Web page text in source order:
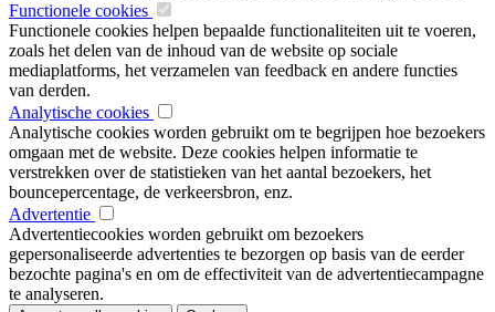
Functionele cookies
Functionele cookies helpen bepaalde functionaliteiten uit te voeren,
zoals het delen van de inhoud van de website op sociale
mediaplatforms, het verzamelen van feedback en andere functies
van derden.
Analytische cookies
Analytische cookies worden gebruikt om te begrijpen hoe bezoekers
omgaan met de website. Deze cookies helpen informatie te
verstrekken over de statistieken van het aantal bezoekers, het
bouncepercentage, de verkeersbron, enz.
Advertentie
Advertentiecookies worden gebruikt om bezoekers
gepersonaliseerde advertenties te bezorgen op basis van de eerder
bezochte pagina's en om de effectiviteit van de advertentiecampagne
te analyseren.